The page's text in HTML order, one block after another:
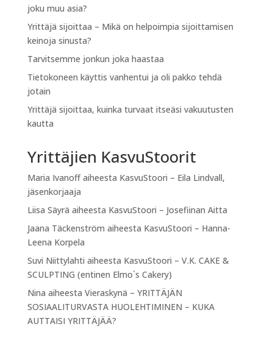
joku muu asia?
Yrittäjä sijoittaa – Mikä on helpoimpia sijoittamisen
keinoja sinusta?
Tarvitsemme jonkun joka haastaa
Tietokoneen käyttis vanhentui ja oli pakko tehdä
jotain
Yrittäjä sijoittaa, kuinka turvaat itseäsi vakuutusten
kautta
Yrittäjien KasvuStoorit
Maria Ivanoffaiheesta KasvuStoori – Eila Lindvall,
jäsenkorjaaja
Liisa Säyrä aiheesta KasvuStoori – Josefiinan Aitta
Jaana Täckenström aiheesta KasvuStoori – Hanna-
Leena Korpela
Suvi Niittylahti aiheesta KasvuStoori – V.K. CAKE &
SCULPTING (entinen Elmo`s Cakery)
Nina aiheesta Vieraskynä – YRITTÄJÄN
SOSIAALITURVASTA HUOLEHTIMINEN – KUKA
AUTTAISI YRITTÄJÄÄ?